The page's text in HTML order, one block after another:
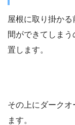
屋根に取り掛か
間ができてしま
置します。
その上にダーク
ます。